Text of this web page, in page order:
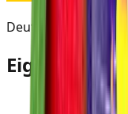
Deutschland
Hersteller